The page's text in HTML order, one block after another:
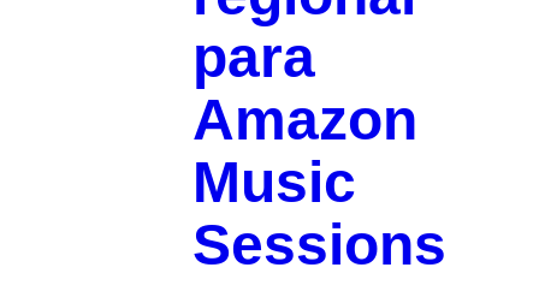
para
Amazon
Music
Sessions